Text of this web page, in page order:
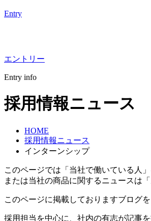
Entry
エントリー
Entry info
採用情報ニュース
HOME
採用情報ニュース
インターンシップ
このページでは「当社で働いている人
または当社の商品に関するニュースは
このページに掲載しておりますブログ
採用担当を中心に、社内の有志が記事